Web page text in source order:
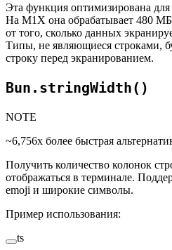
Эта функция оптимизирована
На M1X она обрабатывает 480
от того, сколько данных
Типы, не являющиеся строками,
строку перед экранированием.
Bun.stringWidth()
NOTE
~6,756x более быстрая
Получить количество колонок
отображаться в терминале.
emoji и широкие символы.
Пример использования:
ts